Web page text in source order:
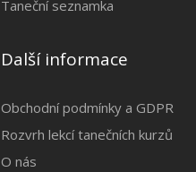
Taneční seznamka
Další informace
Obchodní podmínky a GDPR
Rozvrh lekcí tanečních kurzů
O nás